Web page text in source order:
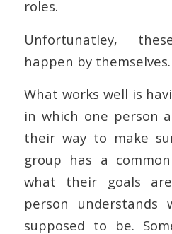
roles.
Unfortunatley,
happen by themselves.
What works well is
in which one person
their way to make
group has a
what their goals
person
supposed to be.